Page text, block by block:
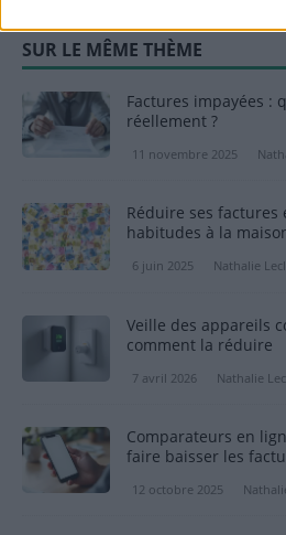
SUR LE MÊME THÈME
Factures impayées :
réellement ?
11 novembre 2025
Réduire ses factures
habitudes à la
6 juin 2025 Nathalie
Veille des appareils
comment la réduire
7 avril 2026 Nathalie
Comparateurs en
faire baisser les
12 octobre 2025